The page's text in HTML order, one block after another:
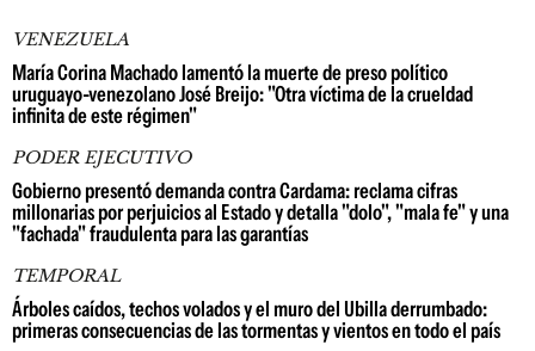
VENEZUELA
María Corina Machado lamentó la muerte de preso político
uruguayo-venezolano José Breijo: "Otra víctima de la crueldad
infinita de este régimen"
PODER EJECUTIVO
Gobierno presentó demanda contra Cardama: reclama cifras
millonarias por perjuicios al Estado y detalla "dolo", "mala fe" y una
"fachada" fraudulenta para las garantías
TEMPORAL
Árboles caídos, techos volados y el muro del Ubilla derrumbado:
primeras consecuencias de las tormentas y vientos en todo el país